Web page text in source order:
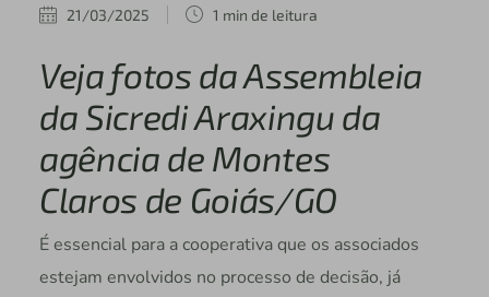
21/03/2025 1 min de leitura
Veja fotos da Assembleia
da Sicredi Araxingu da
agência de Montes
Claros de Goiás/GO
É essencial para a cooperativa que os associados
estejam envolvidos no processo de decisão, já